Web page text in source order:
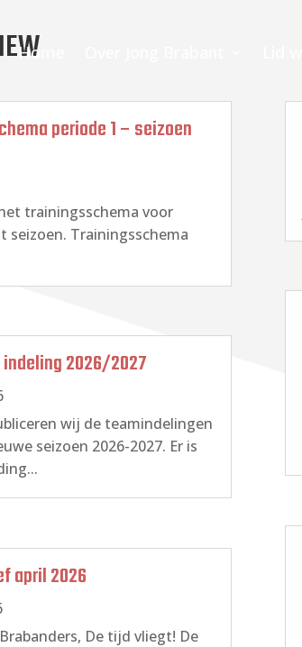
Home
periode 1 – seizoen
trainingsschema voor
seizoen. Trainingsschema
2026/2027
wij de teamindelingen
seizoen 2026-2027. Er is
april 2026
De tijd vliegt! De